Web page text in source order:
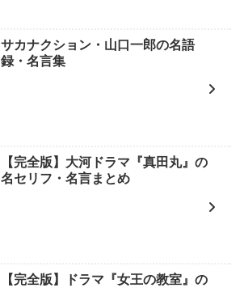
サカナクション・山口一郎の名語
録・名言集
【完全版】大河ドラマ『真田丸』の
名セリフ・名言まとめ
【完全版】ドラマ『女王の教室』の